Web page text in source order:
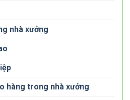
nhà xưởng
hàng trong nhà xưởng